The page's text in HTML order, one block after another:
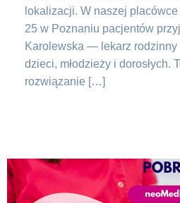
lokalizacji. W naszej
25 w Poznaniu pacjentów
Karolewska — lekarz rodzinny
dzieci, młodzieży i dorosłych.
rozwiązanie […]